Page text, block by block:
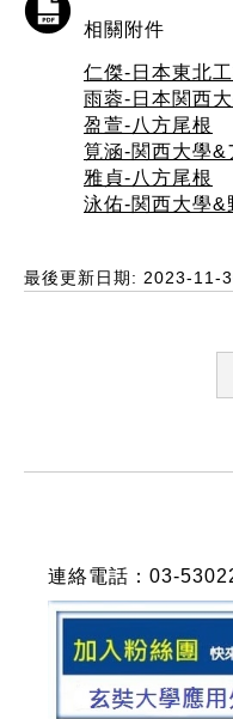
相關附件
仁傑-日本東北
雨蓉-日本関西
盈萱-八方尾根
筧涵-関西大學&
雅貞-八方尾根
泳佑-関西大學&
最後更新日期: 2023-11-
連絡電話：03-